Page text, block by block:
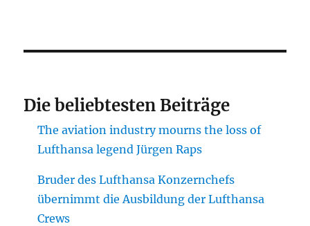
Die beliebtesten Beiträge
The aviation industry mourns the loss of
Lufthansa legend Jürgen Raps
Bruder des Lufthansa Konzernchefs
übernimmt die Ausbildung der Lufthansa
Crews